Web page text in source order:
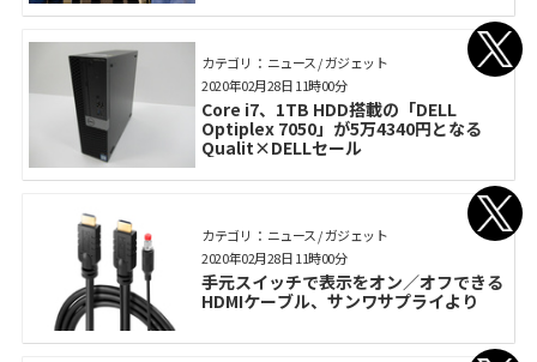
カテゴリ： ニュース / ガジェット
Core i7、1TB HDD搭載の「DELL
Optiplex 7050」が5万4340円となる
Qualit×DELLセール
2020年02月28日 11時00分
カテゴリ： ニュース / ガジェット
手元スイッチで表示をオン／オフできる
HDMIケーブル、サンワサプライより
2020年02月28日 11時00分